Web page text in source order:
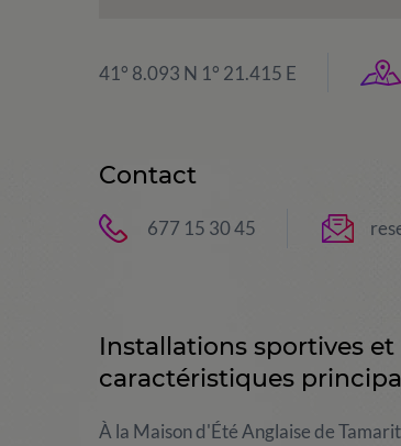
41° 8.093 N 1° 21.415 E
Contact
677 15 30 45
Installations sportives et
caractéristiques
À la Maison d'Été Anglaise de